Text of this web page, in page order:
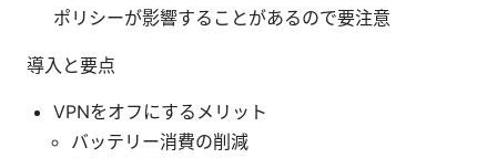
ポリシーが影響することがあるので要注意
導入と要点
VPNをオフにするメリット
バッテリー消費の削減